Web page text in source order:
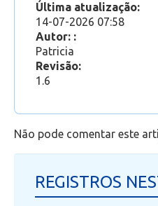
Teams através do Portal
Como acessar o Portal
(Portal Novo) Como
Última atualização:
14-07-2026 07:58
Autor: :
Patricia
Revisão:
1.6
Não pode comentar este
REGISTROS